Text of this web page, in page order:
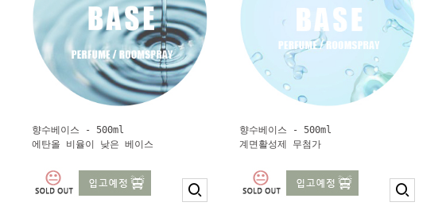
향수베이스 - 500ml
에탄올 비율이 낮은 베이스
향수베이스 - 500ml
계면활성제 무첨가